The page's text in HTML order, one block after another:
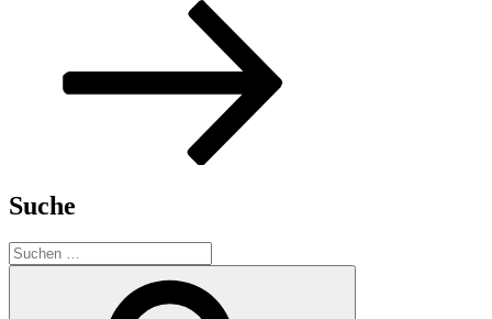
Suche
Suchen
nach: